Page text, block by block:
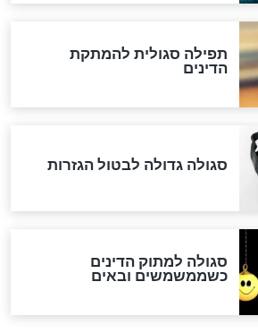
הימים
אפשר לחשב את הקץ?